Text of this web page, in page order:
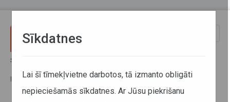
Sākums
pasākuma “Zvaigžņotā nakts Ogrē”
Sīkdatnes
Lai šī tīmekļvietne darbotos, tā izmanto obligāti
nepieciešamās sīkdatnes. Ar Jūsu piekrišanu